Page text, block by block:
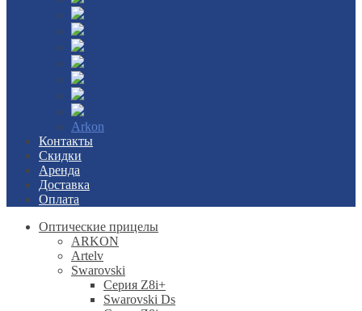
Arkon
Контакты
Скидки
Аренда
Доставка
Оплата
Оптические прицелы
ARKON
Artelv
Swarovski
Серия Z8i+
Swarovski Ds